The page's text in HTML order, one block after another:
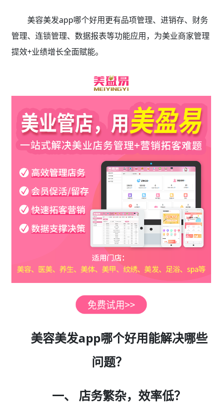
美容美发app哪个好用更有品项管理、进销存、财务
管理、连锁管理、数据报表等功能应用，为美业商家管理
提效+业绩增长全面赋能。
美容美发app哪个好用能解决哪些
问题？
一、 店务繁杂，效率低？